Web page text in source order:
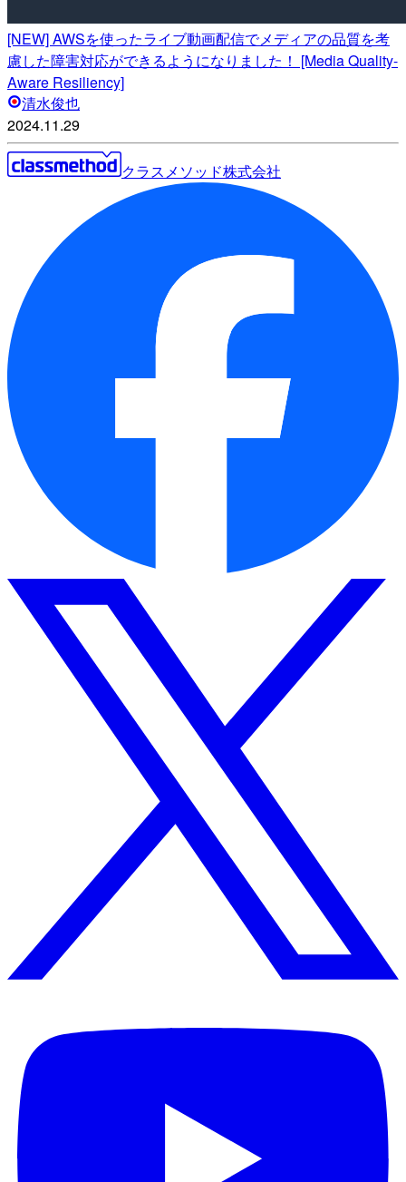
[NEW] AWSを使ったライブ動画配信でメディアの品質を考
慮した障害対応ができるようになりました！ [Media Quality-
Aware Resiliency]
清水俊也
2024.11.29
クラスメソッド株式会社